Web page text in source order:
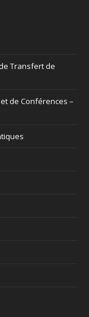
Transfert de
de Conférences –